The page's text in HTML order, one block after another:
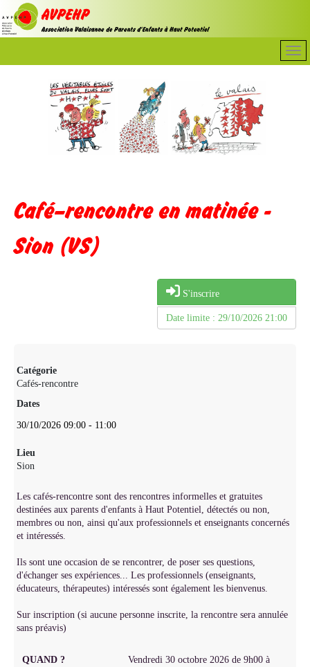
Café–rencontre en matinée -
Sion (VS)
S'inscrire
Date limite : 29/10/2026 21:00
Catégorie
Cafés-rencontre
Dates
30/10/2026 09:00 - 11:00
Lieu
Sion
Les cafés-rencontre sont des rencontres informelles et gratuites
destinées aux parents d'enfants à Haut Potentiel, détectés ou non,
membres ou non, ainsi qu'aux professionnels et enseignants concernés
et intéressés.
Ils sont une occasion de se rencontrer, de poser ses questions,
d'échanger ses expériences... Les professionnels (enseignants,
éducateurs, thérapeutes) intéressés sont également les bienvenus.
Sur inscription (si aucune personne inscrite, la rencontre sera annulée
sans préavis)
QUAND ?
Vendredi 30 octobre 2026 de 9h00 à